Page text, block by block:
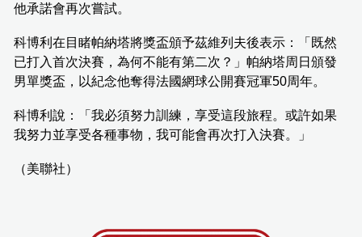
他承諾會再次嘗試。
科博利在目睹帕納塔將獎盃頒予茲維列夫後表示：「既然
已打入首次決賽，為何不能有第二次？」帕納塔周日頒發
男單獎盃，以紀念他奪得法國網球公開賽冠軍50周年。
科博利說：「我必須努力訓練，享受這段旅程。或許如果
我努力並享受各種事物，我可能會再次打入決賽。」
（美聯社）